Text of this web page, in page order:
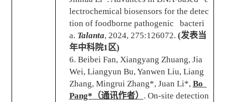
lectrochemical biosensors for the detec
tion of foodborne pathogenic bacteri
a. Talanta, 2024, 275:126072. (发表当
年中科院1 区)
6. Beibei Fan, Xiangyang Zhuang, Jia
Wei, Liangyun Bu, Yanwen Liu, Liang
Zhang, Mingrui Zhang*, Juan Li*, Bo
Pang* （通讯作者） . On-site detection